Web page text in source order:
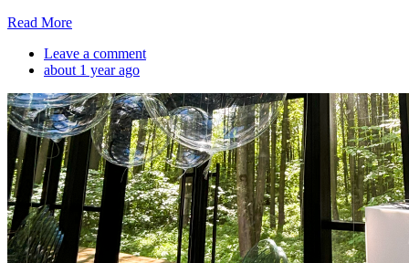
Read More
Leave a comment
about 1 year ago